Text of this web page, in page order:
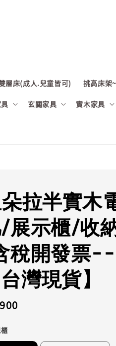
層床(成人.兒童皆可) 挑高床架
玄關家具 實木家具
朵拉半實木
展示櫃/收
稅開發票
灣現貨】